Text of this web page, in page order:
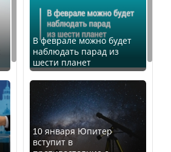
В феврале можно будет
наблюдать парад из
шести планет
10 января Юпитер
вступит в